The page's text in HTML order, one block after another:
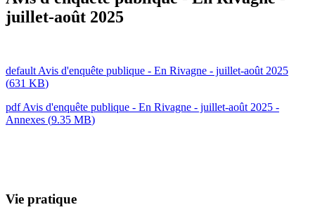
juillet-août 2025
default Avis d'enquête publique - En Rivagne - juillet-août 2025
(631 KB)
pdfAvis d'enquête publique - En Rivagne - juillet-août 2025 -
Annexes (9.35 MB)
Vie pratique